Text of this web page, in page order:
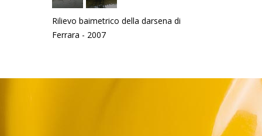
Rilievo baimetrico della darsena di
Ferrara - 2007